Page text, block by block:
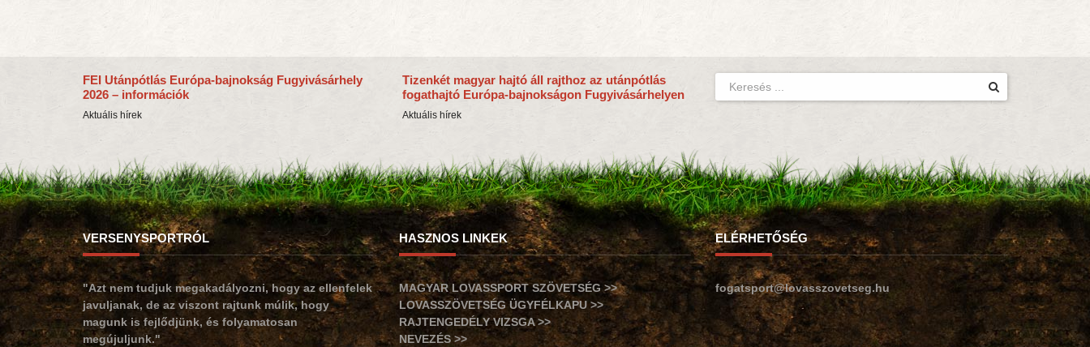
FEI Utánpótlás Európa-bajnokság Fugyivásárhely
2026 – információk
Aktuális hírek
Tizenkét magyar hajtó áll rajthoz az utánpótlás
fogathajtó Európa-bajnokságon Fugyivásárhelyen
Aktuális hírek
VERSENYSPORTRÓL
"Azt nem tudjuk megakadályozni, hogy az ellenfelek
javuljanak, de az viszont rajtunk múlik, hogy
magunk is fejlődjünk, és folyamatosan
megújuljunk."
HASZNOS LINKEK
MAGYAR LOVASSPORT SZÖVETSÉG >>
LOVASSZÖVETSÉG ÜGYFÉLKAPU >>
RAJTENGEDÉLY VIZSGA >>
NEVEZÉS >>
ELÉRHETŐSÉG
fogatsport@lovasszovetseg.hu